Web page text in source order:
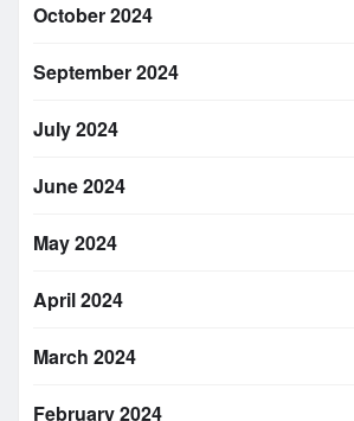
October 2024
September 2024
July 2024
June 2024
May 2024
April 2024
March 2024
February 2024